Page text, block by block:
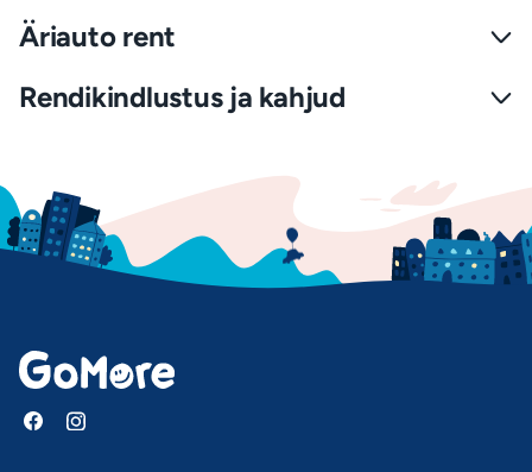
Äriauto rent
Rendikindlustus ja kahjud